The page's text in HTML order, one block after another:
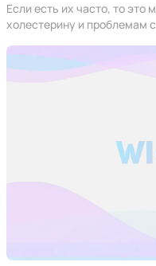
Если есть их часто, то
холестерину и проблемам